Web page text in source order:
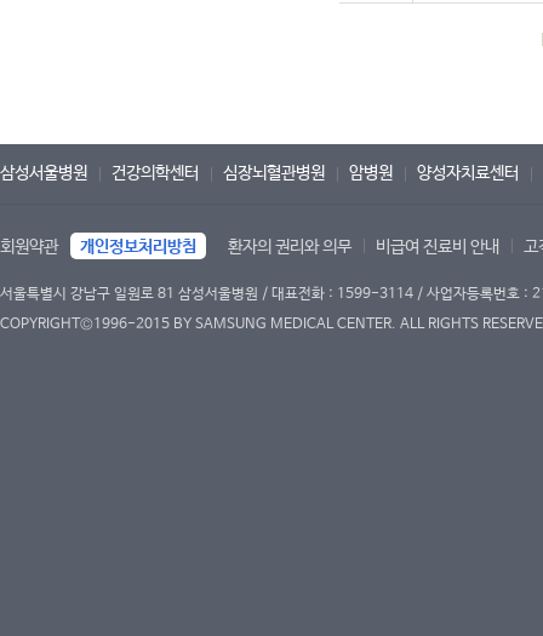
삼성서울병원 건강의학센터 심장뇌혈관병원 암병원 양성자치료센터
회원약관 개인정보처리방침 환자의 권리와 의무 비급여 진료비 안내 고
서울특별시 강남구 일원로 81 삼성서울병원 / 대표전화 : 1599-3114 / 사업자등록번호
COPYRIGHT©1996-2015 BY SAMSUNG MEDICAL CENTER. ALL RIGHTS